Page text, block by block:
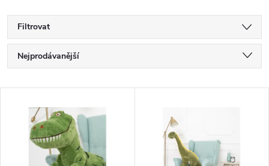
Filtrovat
Ř
a
Nejprodávanější
Abecedně